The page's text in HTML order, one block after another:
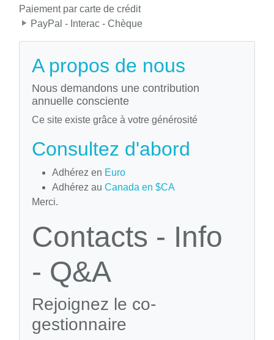
Paiement par carte de crédit
PayPal - Interac - Chèque
A propos de nous
Nous demandons une contribution
annuelle consciente
Ce site existe grâce à votre générosité
Consultez d'abord
Adhérez en Euro
Adhérez au Canada en $CA
Merci.
Contacts - Info
- Q&A
Rejoignez le co-
gestionnaire